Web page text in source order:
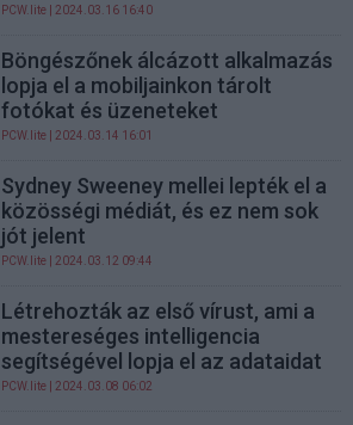
PCW.lite | 2024.03.16 16:40
Böngészőnek álcázott alkalmazás
lopja el a mobiljainkon tárolt
fotókat és üzeneteket
PCW.lite | 2024.03.14 16:01
Sydney Sweeney mellei lepték el a
közösségi médiát, és ez nem sok
jót jelent
PCW.lite | 2024.03.12 09:44
Létrehozták az első vírust, ami a
mestereséges intelligencia
segítségével lopja el az adataidat
PCW.lite | 2024.03.08 06:02